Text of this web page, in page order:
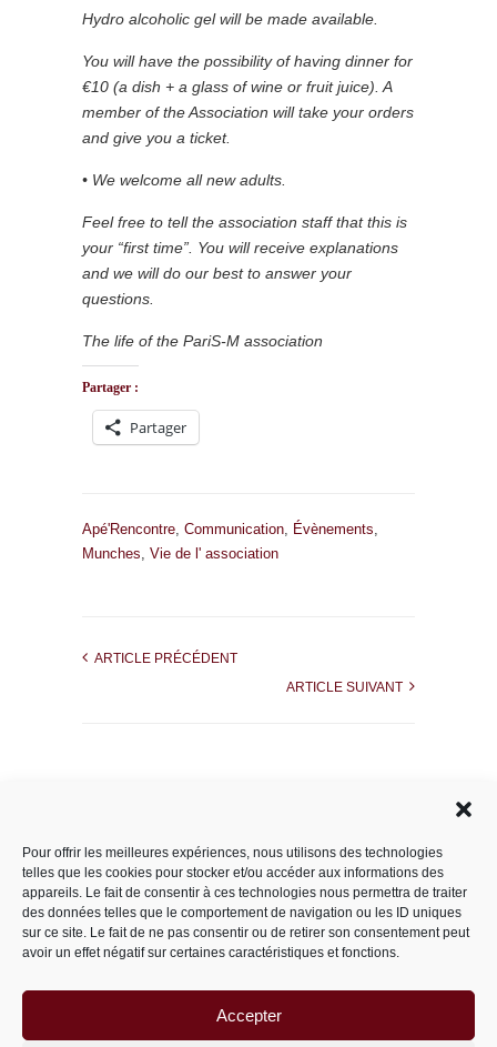
Pour offrir les meilleures expériences, nous utilisons des technologies
telles que les cookies pour stocker et/ou accéder aux informations des
appareils. Le fait de consentir à ces technologies nous permettra de traiter
des données telles que le comportement de navigation ou les ID uniques
sur ce site. Le fait de ne pas consentir ou de retirer son consentement peut
avoir un effet négatif sur certaines caractéristiques et fonctions.
Accepter
Hydro alcoholic gel will be made available.
You will have the possibility of having dinner for
€10 (a dish + a glass of wine or fruit juice). A
member of the Association will take your orders
and give you a ticket.
• We welcome all new adults.
Feel free to tell the association staff that this is
your “first time”. You will receive explanations
and we will do our best to answer your
questions.
The life of the PariS-M association
Partager :
Partager
Apé'Rencontre, Communication, Évènements,
Munches, Vie de l' association
ARTICLE PRÉCÉDENT
ARTICLE SUIVANT
Catégories